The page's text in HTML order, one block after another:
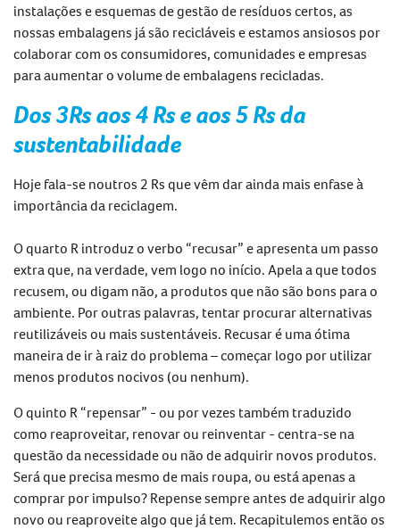
instalações e esquemas de gestão de resíduos certos, as
nossas embalagens já são recicláveis e estamos ansiosos por
colaborar com os consumidores, comunidades e empresas
para aumentaro volume de embalagens recicladas.
Dos 3Rsaos 4 Rse aos5 Rs da
sustentabilidade
Hoje fala-se noutros 2 Rs que vêm dar ainda mais enfase à
importância da reciclagem.
O quarto R introduz o verbo “recusar” e apresenta um passo
extra que, na verdade, vem logo no início. Apela a que todos
recusem, ou digam não, a produtos que não são bons para o
ambiente. Por outras palavras, tentar procurar alternativas
reutilizáveis ou mais sustentáveis. Recusar é uma ótima
maneira de ir à raiz do problema – começar logo por utilizar
menos produtos nocivos (ou nenhum).
O quinto R “repensar” - ou por vezes também traduzido
como reaproveitar, renovar ou reinventar - centra-se na
questão da necessidade ou não de adquirir novos produtos.
Será que precisa mesmo de mais roupa, ou está apenas a
comprar por impulso? Repense sempre antes de adquirir algo
novo ou reaproveite algo que já tem. Recapitulemos então os